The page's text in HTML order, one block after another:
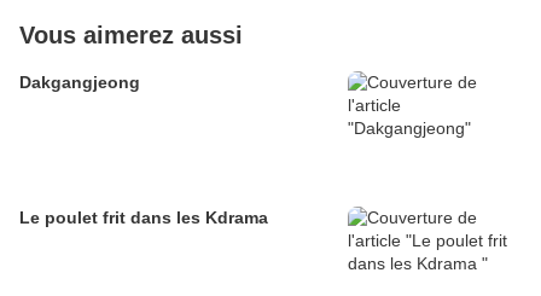
Vous aimerez aussi
Dakgangjeong
Le poulet frit dans les Kdrama